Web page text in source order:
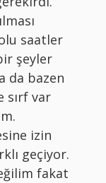
saatler
şeyler
da bazen
sırf var
izin
geçiyor.
fakat